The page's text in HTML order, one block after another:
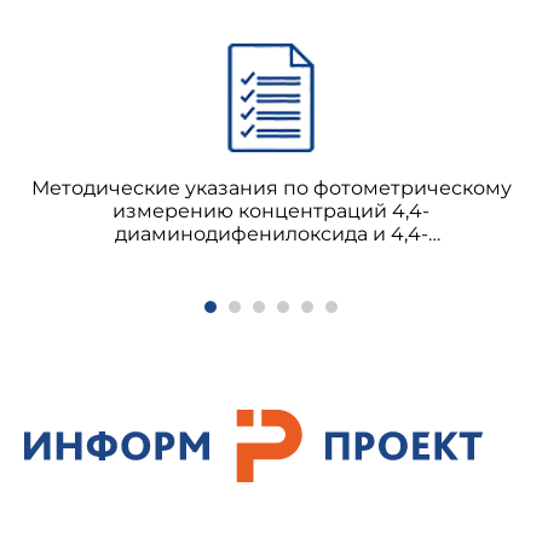
Методические указания по фотометрическому
измерению концентраций 4,4-
диаминодифенилоксида и 4,4-